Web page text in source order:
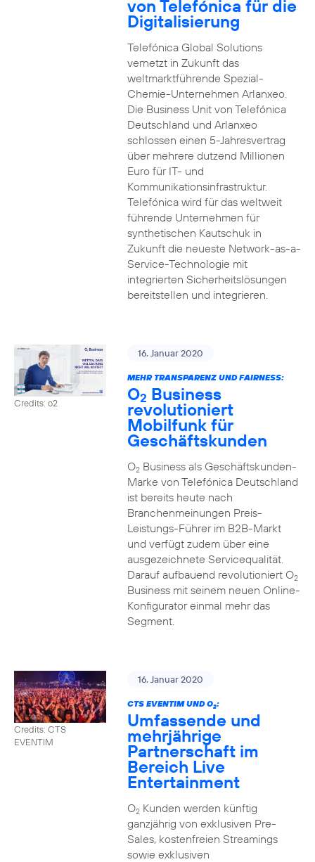
von Telefónica für die
Digitalisierung
Telefónica Global Solutions
vernetzt in Zukunft das
weltmarktführende Spezial-
Chemie-Unternehmen Arlanxeo.
Die Business Unit von Telefónica
Deutschland und Arlanxeo
schlossen einen 5-Jahresvertrag
über mehrere dutzend Millionen
Euro für IT- und
Kommunikationsinfrastruktur.
Telefónica wird für das weltweit
führende Unternehmen für
synthetischen Kautschuk in
Zukunft die neueste Network-as-a-
Service-Technologie mit
integrierten Sicherheitslösungen
bereitstellen und integrieren.
Credits: o2
16. Januar 2020
MEHR TRANSPARENZ UND FAIRNESS:
O2 Business
revolutioniert
Mobilfunk für
Geschäftskunden
O2Business als Geschäftskunden-
Marke von Telefónica Deutschland
ist bereits heute nach
Branchenmeinungen Preis-
Leistungs-Führer im B2B-Markt
und verfügt zudem über eine
ausgezeichnete Servicequalität.
Darauf aufbauend revolutioniert O2
Business mit seinem neuen Online-
Konfigurator einmal mehr das
Segment.
Credits: CTS
EVENTIM
16. Januar 2020
CTS EVENTIM UND O2:
Umfassende und
mehrjährige
Partnerschaft im
Bereich Live
Entertainment
O2Kunden werden künftig
ganzjährig von exklusiven Pre-
Sales, kostenfreien Streamings
sowie exklusiven